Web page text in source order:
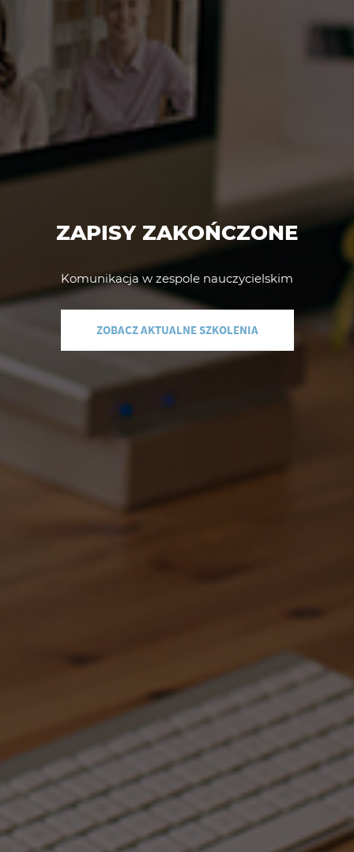
ZAPISY ZAKOŃCZONE
Komunikacja w zespole nauczycielskim
ZOBACZ AKTUALNE SZKOLENIA